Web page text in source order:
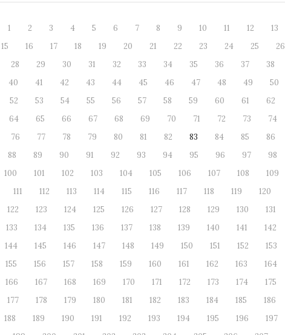
1 2 3 4 5 6 7 8 9 10 11 12 13
15
16 17 18 19 20 21 22 23 24 25 26
28
29 30 31 32 33 34 35 36 37 38
40
41 42 43 44 45 46 47 48 49 50
52
53 54 55 56 57 58 59 60 61 62
64
65 66 67 68 69 70 71 72 73 74
76
77 78 79 80 81 82 83 84 85 86
88
89 90 91 92 93 94 95 96 97 98
100
101 102 103 104 105 106 107 108 109
111
112 113 114 115 116 117 118 119 120
122
123 124 125 126 127 128 129 130 131
133
134 135 136 137 138 139 140 141 142
144
145 146 147 148 149 150 151 152 153
155
156 157 158 159 160 161 162 163 164
166
167 168 169 170 171 172 173 174 175
177
178 179 180 181 182 183 184 185 186
188
189 190 191 192 193 194 195 196 197